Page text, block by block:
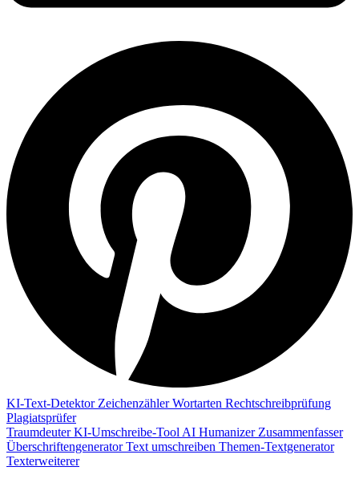
KI-Text-Detektor ZeichenzählerWortarten Rechtschreibprüfung
Plagiatsprüfer
TraumdeuterKI-Umschreibe-Tool AI Humanizer Zusammenfasser
ÜberschriftengeneratorText umschreiben Themen-Textgenerator
Texterweiterer